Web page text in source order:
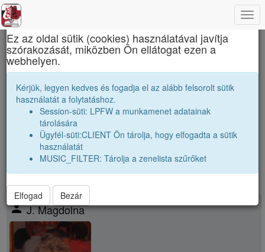
Apáczai Csere János Elméleti Líceum
Osztályfelelősők
Osztályfelelősők névsora. Kédésekkel osztálytalálkozokkal vagy
osztálytársakkal kapcsolatban forduljatok az
osztályfelelősőkhőz.
Oldalok:1/2
personJ. Magdolna
×
Ez az oldal sütik (cookies) használatával javítja
szórakozását, miközben Ön ellátogat ezen a
webhelyen.
Kérjük, legyen kedves és fogadja el az alább felsorolt sütik
használatát a folytatáshoz.
Session-süti: LPFW a munkamenet adatainak
tárolására
Ügyfél-süti:CLIENT Ön tárolja, hogy elfogadta a sütik
használatát
MUSIC_FILTER: Tárolja a zenelista szűrőket
Elfogad Bezár